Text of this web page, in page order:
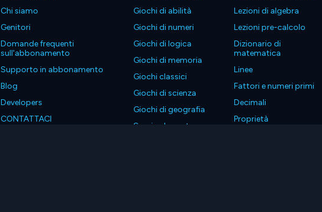
Chi siamo
Genitori
Domande frequenti
sull'abbonamento
Supporto in abbonamento
Blog
Developers
CONTATTACI
Giochi di abilità
Giochi di numeri
Giochi di logica
Giochi di memoria
Giochi classici
Giochi di scienza
Giochi di geografia
Scarica le nostre app
Lezioni di algebra
Lezioni pre-calcolo
Dizionario di
matematica
Linee
Fattori e numeri primi
Decimali
Proprietà